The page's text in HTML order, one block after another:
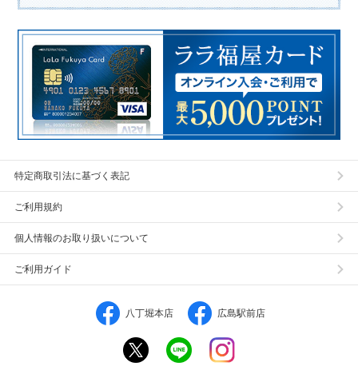
特定商取引法に基づく表記
ご利用規約
個人情報のお取り扱いについて
ご利用ガイド
八丁堀本店 広島駅前店